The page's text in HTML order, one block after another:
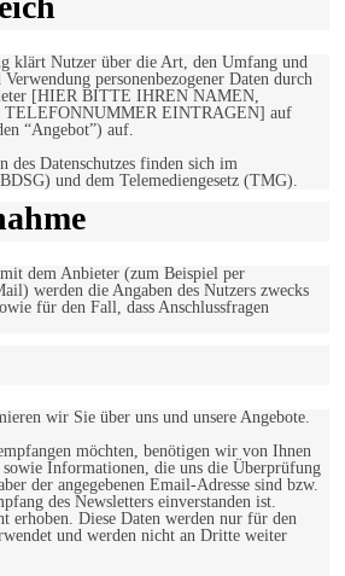
klärt Nutzer über die Art, den Umfang und
personenbezogener Daten durch
[HIER BITTE IHREN NAMEN,
EINTRAGEN] auf
“Angebot”) auf.
des Datenschutzes finden sich im
und dem Telemediengesetz (TMG).
dem Anbieter (zum Beispiel per
werden die Angaben des Nutzers zwecks
für den Fall, dass Anschlussfragen
wir Sie über uns und unsere Angebote.
möchten, benötigen wir von Ihnen
Informationen, die uns die Überprüfung
der angegebenen Email-Adresse sind bzw.
des Newsletters einverstanden ist.
erhoben. Diese Daten werden nur für den
und werden nicht an Dritte weiter